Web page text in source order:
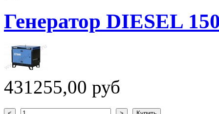
Генератор DIESEL
431255,00 руб